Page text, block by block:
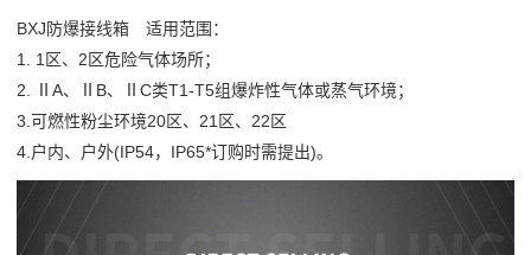
BXJ防爆接线箱 适用范围：
1. 1区、2区危险气体场所；
2. ⅡA、ⅡB、ⅡC类T1-T5组爆炸性气体或蒸气环境；
3.可燃性粉尘环境20区、21区、22区
4.户内、户外(IP54，IP65*订购时需提出)。